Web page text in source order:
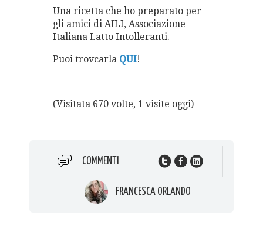
Una ricetta che ho preparato per
gli amici di AILI, Associazione
Italiana Latto Intolleranti.
Puoi trovcarla QUI!
(Visitata 670 volte, 1 visite oggi)
COMMENTI
FRANCESCA ORLANDO